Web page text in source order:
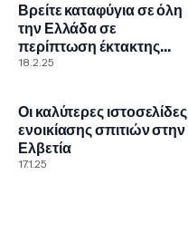
Βρείτε καταφύγια σε όλη
την Ελλάδα σε
περίπτωση έκτακτης
ανάγκης
18.2.25
Οι καλύτερες ιστοσελίδες
ενοικίασης σπιτιών στην
Ελβετία
17.1.25